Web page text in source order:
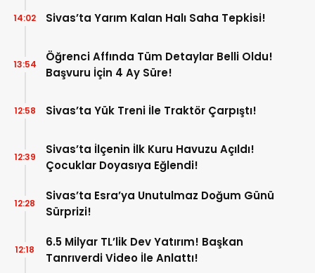
Sivas’ta Yarım Kalan Halı Saha Tepkisi!
14:02
Öğrenci Affında Tüm Detaylar Belli Oldu!
Başvuru İçin 4 Ay Süre!
13:54
Sivas’ta Yük Treni İle Traktör Çarpıştı!
12:58
Sivas’ta İlçenin İlk Kuru Havuzu Açıldı!
Çocuklar Doyasıya Eğlendi!
12:39
Sivas’ta Esra’ya Unutulmaz Doğum Günü
Sürprizi!
12:28
6.5 Milyar TL’lik Dev Yatırım! Başkan
Tanrıverdi Video İle Anlattı!
12:18